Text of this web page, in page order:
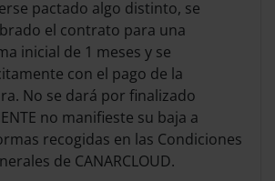
pactado algo distinto, se
el contrato para una
inicial de 1 meses y se
con el pago de la
No se dará por finalizado
no manifieste su baja a
recogidas en las Condiciones
de CANARCLOUD.